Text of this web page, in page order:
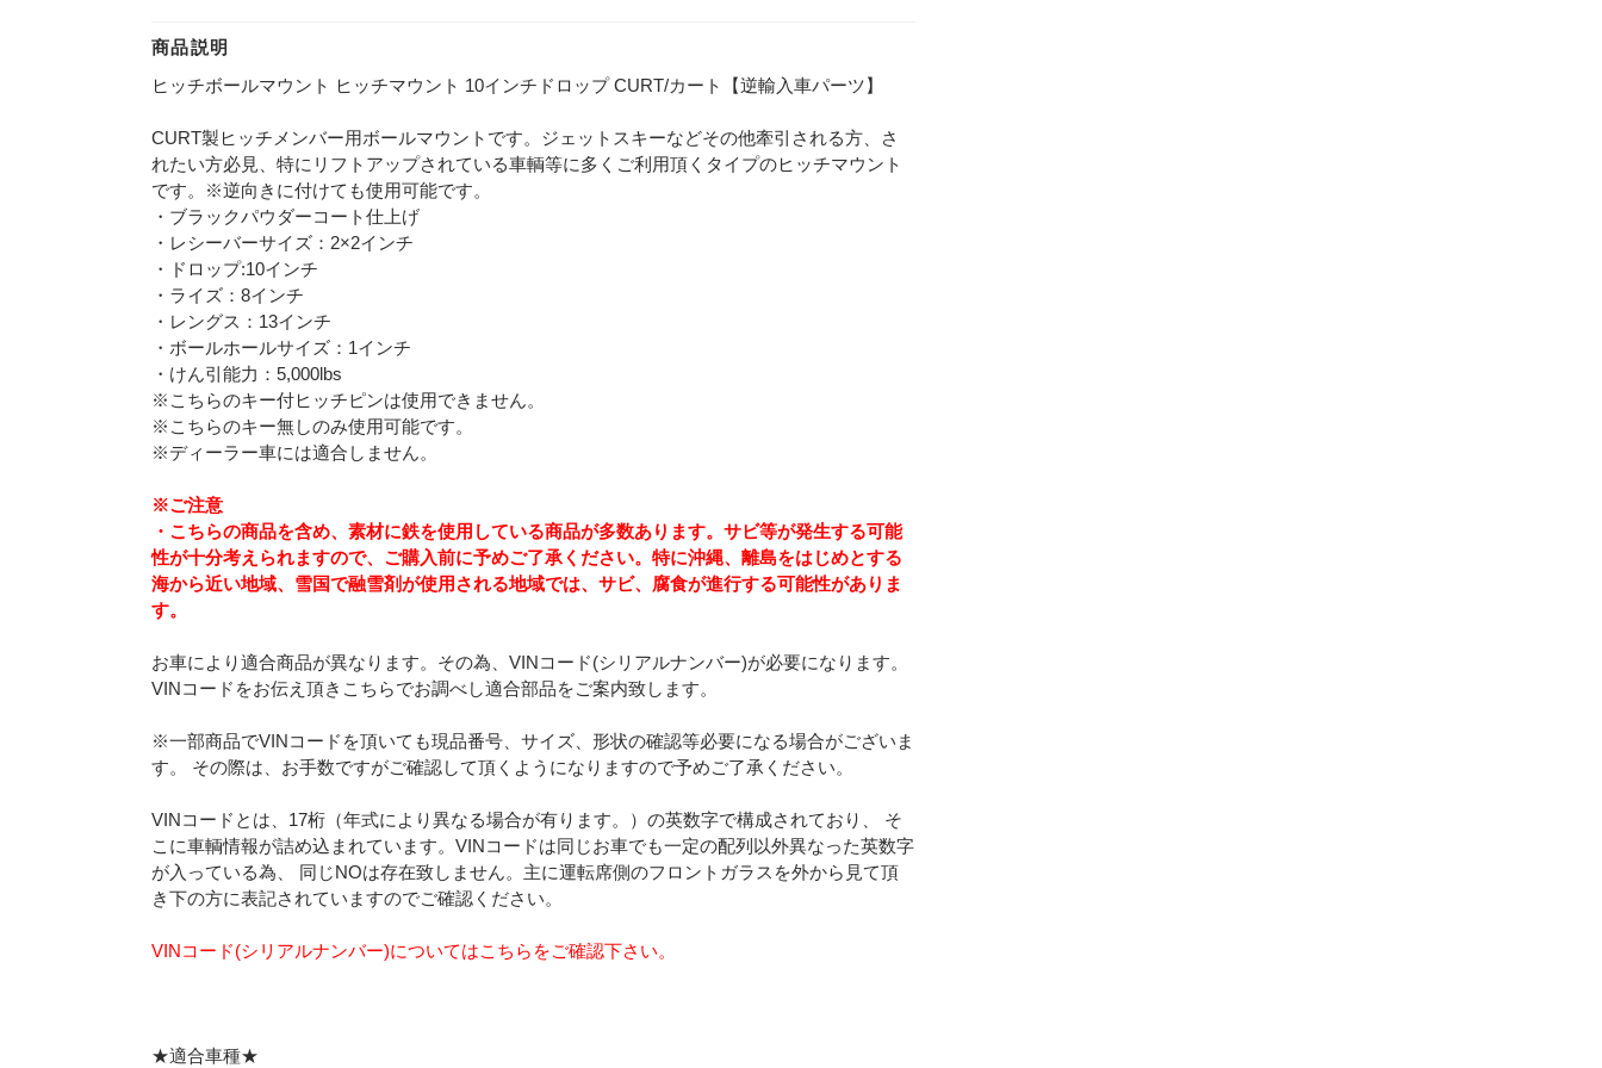
商品説明
ヒッチボールマウント ヒッチマウント 10インチドロップ CURT/カート【逆輸入車パーツ】
CURT製ヒッチメンバー用ボールマウントです。ジェットスキーなどその他牽引される方、さ
れたい方必見、特にリフトアップされている車輌等に多くご利用頂くタイプのヒッチマウント
です。※逆向きに付けても使用可能です。
・ブラックパウダーコート仕上げ
・レシーバーサイズ：2×2インチ
・ドロップ:10インチ
・ライズ：8インチ
・レングス：13インチ
・ボールホールサイズ：1インチ
・けん引能力：5,000lbs
※こちらのキー付ヒッチピンは使用できません。
※こちらのキー無しのみ使用可能です。
※ディーラー車には適合しません。
※ご注意
・こちらの商品を含め、素材に鉄を使用している商品が多数あります。サビ等が発生する可能
性が十分考えられますので、ご購入前に予めご了承ください。特に沖縄、離島をはじめとする
海から近い地域、雪国で融雪剤が使用される地域では、サビ、腐食が進行する可能性がありま
す。
お車により適合商品が異なります。その為、VINコード(シリアルナンバー)が必要になります。
VINコードをお伝え頂きこちらでお調べし適合部品をご案内致します。
※一部商品でVINコードを頂いても現品番号、サイズ、形状の確認等必要になる場合がございま
す。 その際は、お手数ですがご確認して頂くようになりますので予めご了承ください。
VINコードとは、17桁（年式により異なる場合が有ります。）の英数字で構成されており、 そ
こに車輌情報が詰め込まれています。VINコードは同じお車でも一定の配列以外異なった英数字
が入っている為、 同じNOは存在致しません。主に運転席側のフロントガラスを外から見て頂
き下の方に表記されていますのでご確認ください。
VINコード(シリアルナンバー)についてはこちらをご確認下さい。
★適合車種★